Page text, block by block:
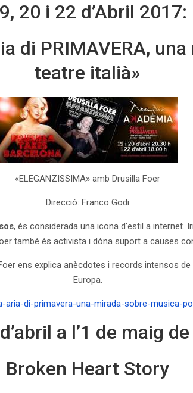
20 i 22 d’Abril 2017:
di PRIMAVERA,
teatre italià»
«ELEGANZISSIMA» amb Drusilla Foer
Direcció: Franco Godi
, és considerada una icona d’estil a internet.
també és activista i dóna suport a causes
ens explica anècdotes i records intensos
Europa.
di-primavera-una-mirada-sobre-musica-
a l’1 de maig
Broken Heart Story